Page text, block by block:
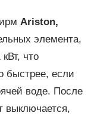
Ariston,
элемента,
что
быстрее, если
воде. После
выключается,